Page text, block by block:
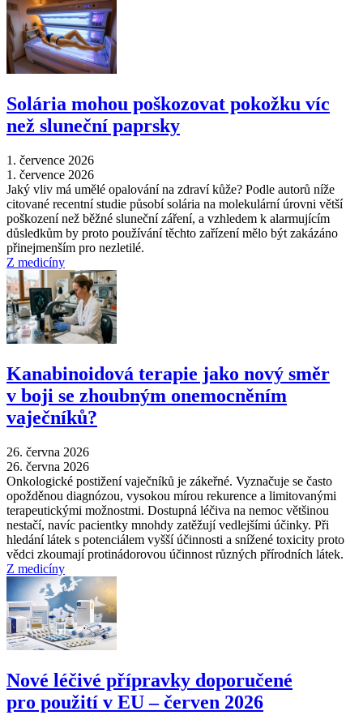
Solária mohou poškozovat pokožku víc
než sluneční paprsky
1. července 2026
1. července 2026
Jaký vliv má umělé opalování na zdraví kůže? Podle autorů níže
citované recentní studie působí solária na molekulární úrovni větší
poškození než běžné sluneční záření, a vzhledem k alarmujícím
důsledkům by proto používání těchto zařízení mělo být zakázáno
přinejmenším pro nezletilé.
Z medicíny
Kanabinoidová terapie jako nový směr
v boji se zhoubným onemocněním
vaječníků?
26. června 2026
26. června 2026
Onkologické postižení vaječníků je zákeřné. Vyznačuje se často
opožděnou diagnózou, vysokou mírou rekurence a limitovanými
terapeutickými možnostmi. Dostupná léčiva na nemoc většinou
nestačí, navíc pacientky mnohdy zatěžují vedlejšími účinky. Při
hledání látek s potenciálem vyšší účinnosti a snížené toxicity proto
vědci zkoumají protinádorovou účinnost různých přírodních látek.
Z medicíny
Nové léčivé přípravky doporučené
pro použití v EU –⁠ červen 2026